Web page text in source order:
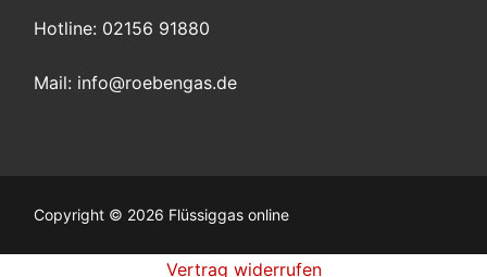
Hotline: 02156 91880
Mail: info@roebengas.de
Copyright © 2026 Flüssiggas online
Vertrag widerrufen